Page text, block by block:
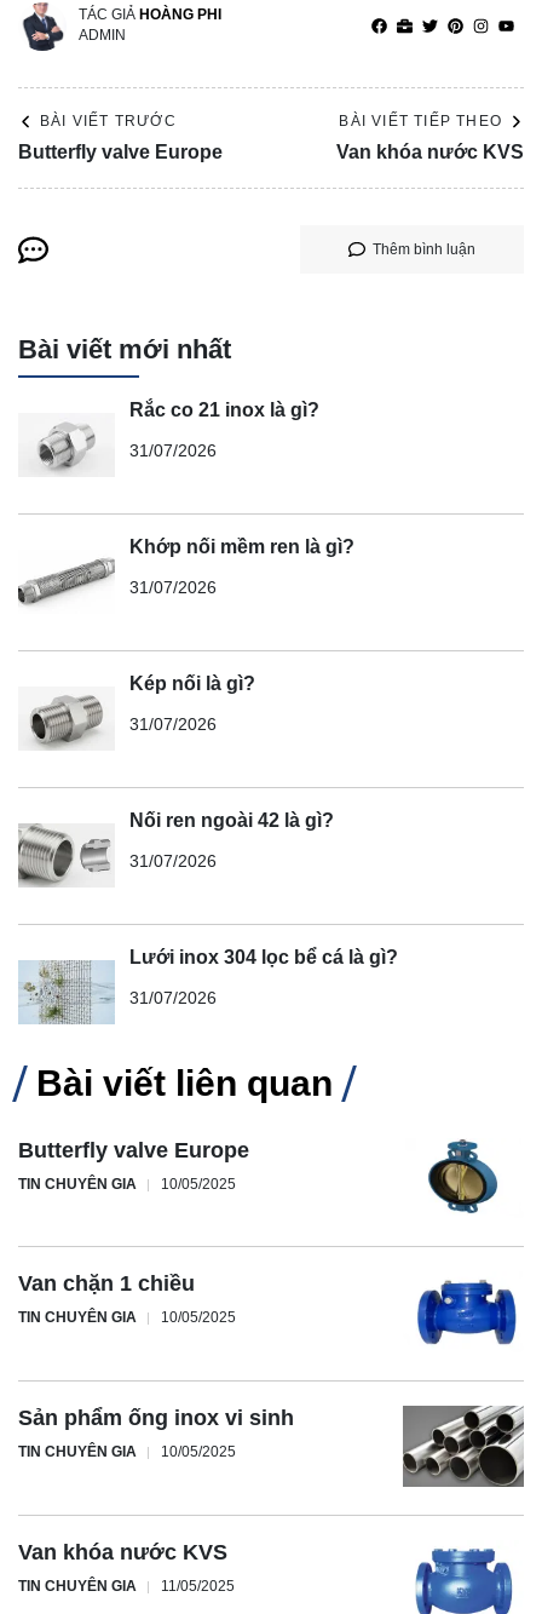
TÁC GIẢ HOÀNG PHI
ADMIN
BÀI VIẾT TRƯỚC
Butterfly valve Europe
BÀI VIẾT TIẾP THEO
Van khóa nước KVS
Thêm bình luận
Bài viết mới nhất
Rắc co 21 inox là gì?
31/07/2026
Khớp nối mềm ren là gì?
31/07/2026
Kép nối là gì?
31/07/2026
Nối ren ngoài 42 là gì?
31/07/2026
Lưới inox 304 lọc bể cá là gì?
31/07/2026
Bài viết liên quan
Butterfly valve Europe
TIN CHUYÊN GIA 10/05/2025
Van chặn 1 chiều
TIN CHUYÊN GIA 10/05/2025
Sản phẩm ống inox vi sinh
TIN CHUYÊN GIA 10/05/2025
Van khóa nước KVS
TIN CHUYÊN GIA 11/05/2025